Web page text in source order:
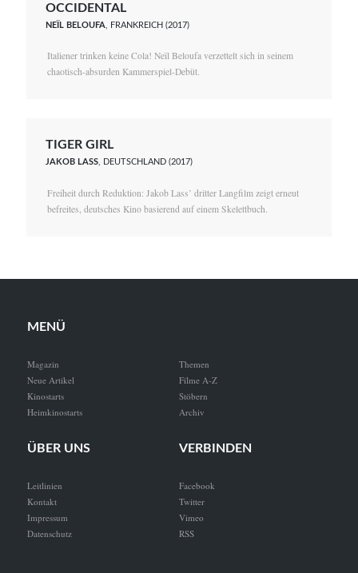
OCCIDENTAL
NEÏL BELOUFA , FRANKREICH (2017)
Italiener trinken keine Cola! Neïl Beloufa verzettelt sich in seinem
chaotisch-absurden Kammerspiel-Debüt.
TIGER GIRL
JAKOB LASS, DEUTSCHLAND (2017)
Freiheit durch Reduktion: Jakob Lass’ dritter Langfilm zeigt erneut
befreites, deutsches Kino basierend auf einem Skelettbuch.
MENÜ
Magazin
Neue Artikel
Kinostarts
Heimkinostarts
Themen
Filme A-Z
Stöbern
Archiv
ÜBER UNS
Leitlinien
Kontakt
Impressum
Datenschutz
VERBINDEN
Facebook
Twitter
Vimeo
RSS